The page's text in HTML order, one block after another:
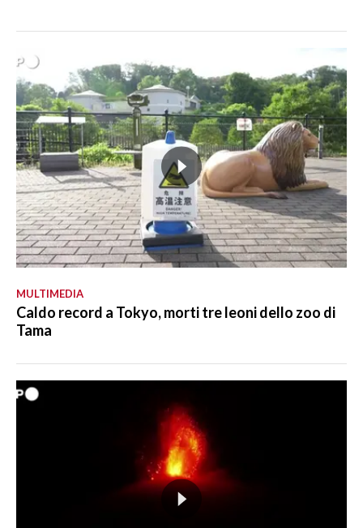
MULTIMEDIA
Caldo record a Tokyo, morti tre leoni dello zoo di
Tama